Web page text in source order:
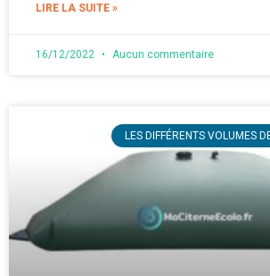
LIRE LA SUITE »
16/12/2022 Aucun commentaire
LES DIFFÉRENTS VOLUMES